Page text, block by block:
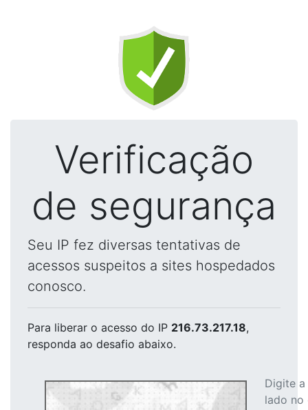
Verificação
de segurança
Seu IP fez diversas tentativas de
acessos suspeitos a sites hospedados
conosco.
Para liberar o acesso do IP 216.73.217.18,
responda ao desafio abaixo.
Digite
lado no